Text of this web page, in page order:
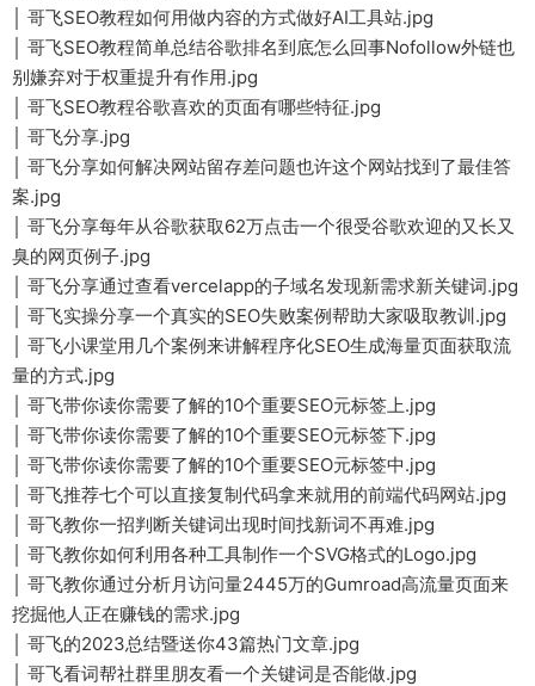
│ 哥飞SEO教程如何用做内容的方式做好AI工具站.jpg
│ 哥飞SEO教程简单总结谷歌排名到底怎么回事Nofollow外链也
别嫌弃对于权重提升有作用.jpg
│ 哥飞SEO教程谷歌喜欢的页面有哪些特征.jpg
│ 哥飞分享.jpg
│ 哥飞分享如何解决网站留存差问题也许这个网站找到了最佳答
案.jpg
│ 哥飞分享每年从谷歌获取62万点击一个很受谷歌欢迎的又长又
臭的网页例子.jpg
│ 哥飞分享通过查看vercelapp的子域名发现新需求新关键词.jpg
│ 哥飞实操分享一个真实的SEO失败案例帮助大家吸取教训.jpg
│ 哥飞小课堂用几个案例来讲解程序化SEO生成海量页面获取流
量的方式.jpg
│ 哥飞带你读你需要了解的10个重要SEO元标签上.jpg
│ 哥飞带你读你需要了解的10个重要SEO元标签下.jpg
│ 哥飞带你读你需要了解的10个重要SEO元标签中.jpg
│ 哥飞推荐七个可以直接复制代码拿来就用的前端代码网站.jpg
│ 哥飞教你一招判断关键词出现时间找新词不再难.jpg
│ 哥飞教你如何利用各种工具制作一个SVG格式的Logo.jpg
│ 哥飞教你通过分析月访问量2445万的Gumroad高流量页面来
挖掘他人正在赚钱的需求.jpg
│ 哥飞的2023总结暨送你43篇热门文章.jpg
│ 哥飞看词帮社群里朋友看一个关键词是否能做.jpg